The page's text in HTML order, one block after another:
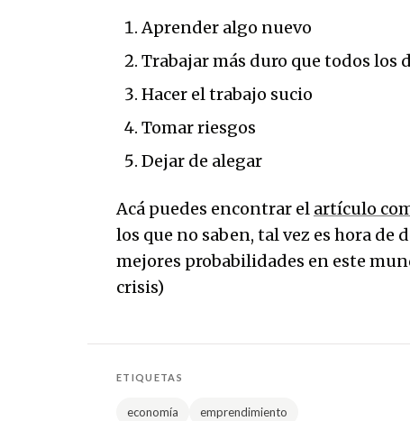
Aprender algo nuevo
Trabajar más duro que todos los
Hacer el trabajo sucio
Tomar riesgos
Dejar de alegar
Acá puedes encontrar el artículo
los que no saben, tal vez es hora
mejores probabilidades en este
crisis)
ETIQUETAS
economía emprendimiento